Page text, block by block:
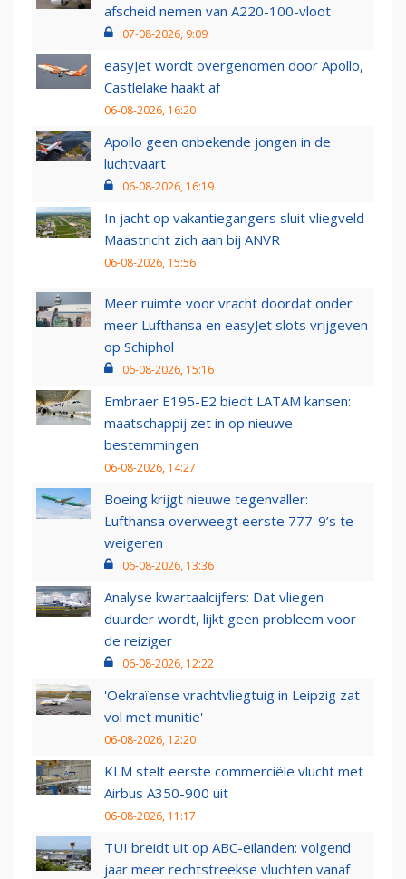
afscheid nemen van A220-100-vloot
07-08-2026, 9:09
easyJet wordt overgenomen door Apollo,
Castlelake haakt af
06-08-2026, 16:20
Apollo geen onbekende jongen in de
luchtvaart
06-08-2026, 16:19
In jacht op vakantiegangers sluit vliegveld
Maastricht zich aan bij ANVR
06-08-2026, 15:56
Meer ruimte voor vracht doordat onder
meer Lufthansa en easyJet slots vrijgeven
op Schiphol
06-08-2026, 15:16
Embraer E195-E2 biedt LATAM kansen:
maatschappij zet in op nieuwe
bestemmingen
06-08-2026, 14:27
Boeing krijgt nieuwe tegenvaller:
Lufthansa overweegt eerste 777-9’s te
weigeren
06-08-2026, 13:36
Analyse kwartaalcijfers: Dat vliegen
duurder wordt, lijkt geen probleem voor
de reiziger
06-08-2026, 12:22
'Oekraïense vrachtvliegtuig in Leipzig zat
vol met munitie'
06-08-2026, 12:20
KLM stelt eerste commerciële vlucht met
Airbus A350-900 uit
06-08-2026, 11:17
TUI breidt uit op ABC-eilanden: volgend
jaar meer rechtstreekse vluchten vanaf